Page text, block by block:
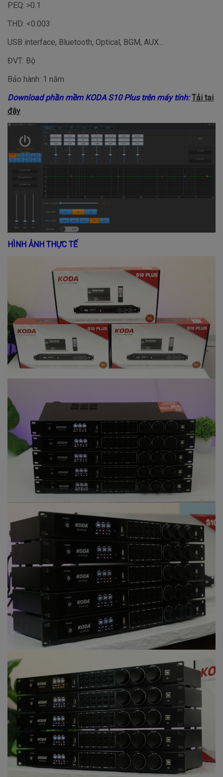
PEQ: >0.1
THD: <0.003
USB interface, Bluetooth, Optical, BGM, AUX...
ĐVT: Bộ
Bảo hành: 1 năm
Download phần mềm KODA S10 Plus trên máy tính:Tải tại
đây
HÌNH ẢNH THỰC TẾ